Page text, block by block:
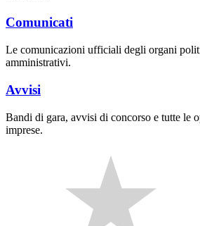
Comunicati
Le comunicazioni ufficiali degli organi
amministrativi.
Avvisi
Bandi di gara, avvisi di concorso e tutte le
imprese.